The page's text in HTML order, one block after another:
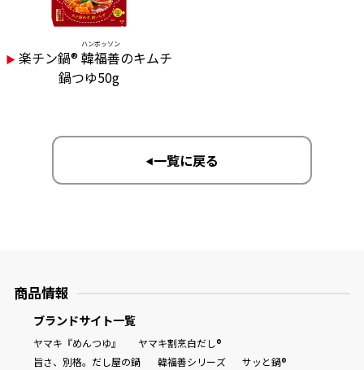
▶︎ 楽チン鍋®韓福善
ハンボッソン
のキムチ
鍋つゆ50g
▶︎一覧に戻る
商品情報
ブランドサイト一覧
ヤマキ『めんつゆ』
ヤマキ割烹白だし®
旨さ、別格。だし屋の鍋
韓福善シリーズ
サッと鍋®